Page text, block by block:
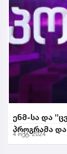
ენმ-სა და ''ცვლილებისთვის'' საარჩევნო
პროგრამა და
4 ოქტ. 2024